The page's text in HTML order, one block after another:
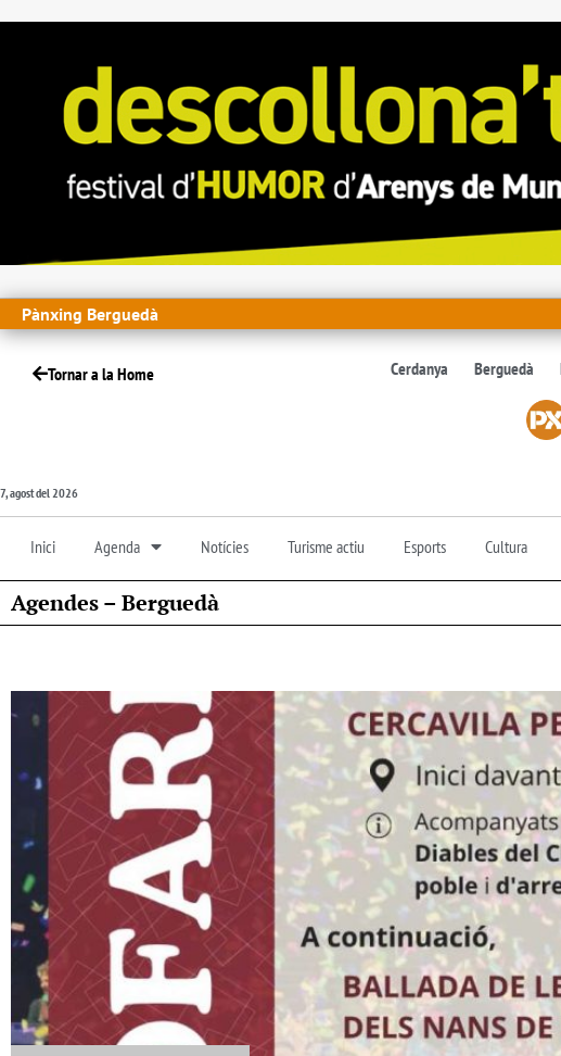
Pànxing Berguedà
Tornar a la Home Cerdanya Berguedà
7, agost del 2026
Inici Agenda Notícies Turisme actiu Esports Cultura
Agendes – Berguedà